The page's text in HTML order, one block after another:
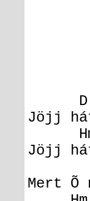
Jöjj
Jöjj
Mert